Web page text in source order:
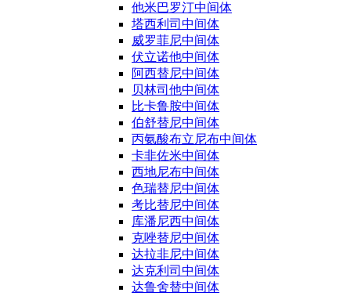
他米巴罗汀中间体
塔西利司中间体
威罗菲尼中间体
伏立诺他中间体
阿西替尼中间体
贝林司他中间体
比卡鲁胺中间体
伯舒替尼中间体
丙氨酸布立尼布中间体
卡非佐米中间体
西地尼布中间体
色瑞替尼中间体
考比替尼中间体
库潘尼西中间体
克唑替尼中间体
达拉非尼中间体
达克利司中间体
达鲁舍替中间体